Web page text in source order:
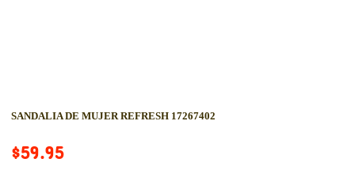
SANDALIA DE MUJER REFRESH 17267402
$59.95